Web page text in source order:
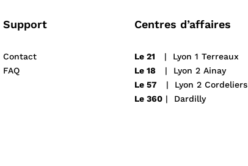
Support
Contact
FAQ
Centres d’affaires
Le 21 | Lyon 1 Terreaux
Le 18 | Lyon 2 Ainay
Le 57 | Lyon 2 Cordeliers
Le 360 | Dardilly